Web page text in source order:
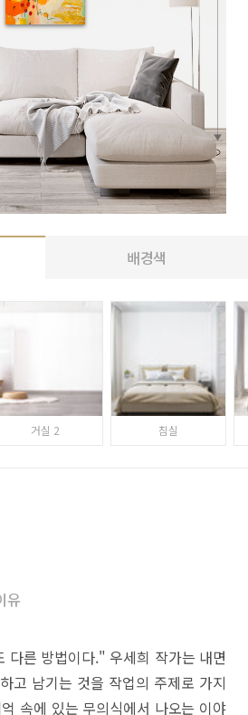
배경색
거실 2 침실
유
다른 방법이다." 우세희 작가는 내면
고 남기는 것을 작업의 주제로 가지
속에 있는 무의식에서 나오는 이야